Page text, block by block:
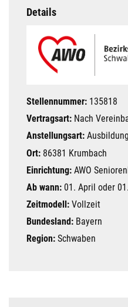
Details
Stellennummer: 135818
Vertragsart: Nach
Anstellungsart: Ausbildung
Ort: 86381 Krumbach
Einrichtung: AWO
Ab wann: 01. April oder
Zeitmodell: Vollzeit
Bundesland: Bayern
Region: Schwaben